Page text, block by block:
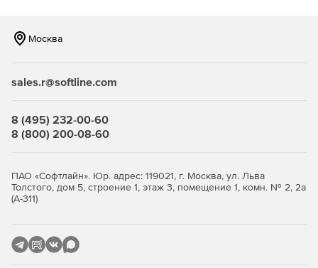
проверки, а также регулярные автоматические
Интеграции и отчётность. Решение формирует отчеты
другими инструментами мониторинга и
SIEM‑системами для более глубокой аналитики.
для бизнеса
Москва
sales.r@softline.com
8 (495) 232-00-60
8 (800) 200-08-60
ПАО «Софтлайн». Юр. адрес: 119021, г. Москва, ул. Льва
Толстого, дом 5, строение 1, этаж 3, помещение 1, комн. № 2, 2а
(А-311)